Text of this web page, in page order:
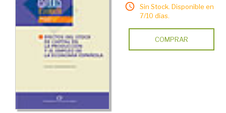
Sin Stock. Disponible en
7/10 días.
COMPRAR